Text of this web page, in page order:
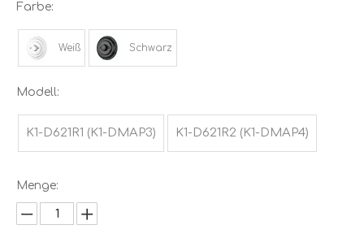
Farbe:
Weiß Schwarz
Modell:
K1-D621R1 (K1-DMAP3) K1-D621R2 (K1-DMAP4)
Menge: